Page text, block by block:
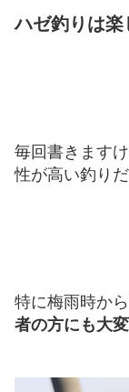
ハゼ釣りは楽
毎回書きます
性が高い釣り
特に梅雨時か
者の方にも大